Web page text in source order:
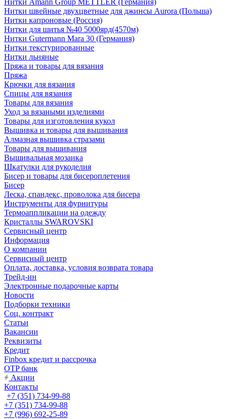
Нитки Amann Group METTLER (Германия)
Нитки швейные двухцветные для джинсы Aurora (Польша)
Нитки капроновые (Россия)
Нитки для шитья №40 5000ярд(4570м)
Нитки Gutermann Mara 30 (Германия)
Нитки текстурированные
Нитки льняные
Пряжа и товары для вязания
Пряжа
Крючки для вязания
Спицы для вязания
Товары для вязания
Уход за вязаными изделиями
Товары для изготовления кукол
Вышивка и товары для вышивания
Алмазная вышивка стразами
Товары для вышивания
Вышивальная мозаика
Шкатулки для рукоделия
Бисер и товары для бисероплетения
Бисер
Леска, спандекс, проволока для бисера
Инструменты для фурнитуры
Термоаппликации на одежду
Кристаллы SWAROVSKI
Сервисный центр
Информация
О компании
Сервисный центр
Оплата, доставка, условия возврата товара
Трейд-ин
Электронные подарочные карты
Новости
Подборки техники
Соц. контракт
Статьи
Вакансии
Реквизиты
Кредит
Finbox кредит и рассрочка
OTP банк
Акции
Контакты
+7 (351) 734-99-88
+7 (351) 734-99-88
+7 (996) 692-25-89